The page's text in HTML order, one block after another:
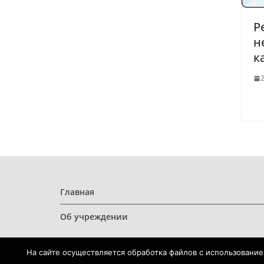
Главная
Об учреждении
На сайте осуществляется обработка файлов с